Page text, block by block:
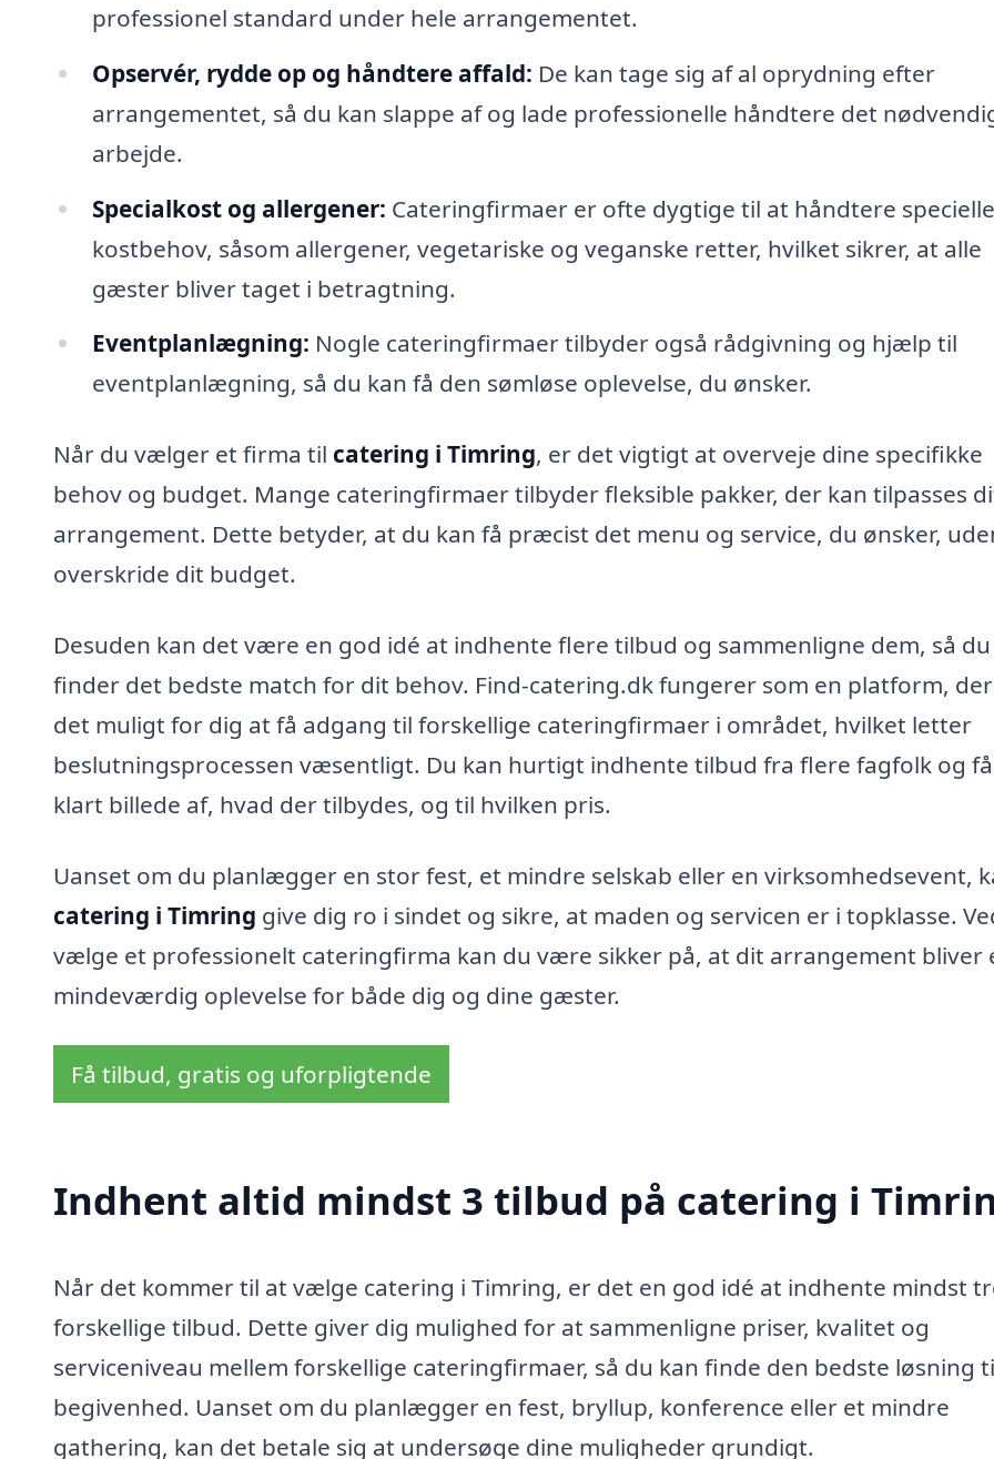
professionel standard under hele arrangementet.
Opservér, rydde op og håndtere affald: De kan tage sig af al oprydning efter
arrangementet, så du kan slappe af og lade professionelle håndtere det
arbejde.
Specialkost og allergener: Cateringfirmaer er ofte dygtige til at håndtere specielle
kostbehov, såsom allergener, vegetariske og veganske retter, hvilket sikrer, at alle
gæster bliver taget i betragtning.
Eventplanlægning: Nogle cateringfirmaer tilbyder også rådgivning og hjælp til
eventplanlægning, så du kan få den sømløse oplevelse, du ønsker.
Når du vælger et firma til catering i Timring, er det vigtigt at overveje dine specifikke
behov og budget. Mange cateringfirmaer tilbyder fleksible pakker, der kan tilpasses
arrangement. Dette betyder, at du kan få præcist det menu og service, du ønsker,
overskride dit budget.
Desuden kan det være en god idé at indhente flere tilbud og sammenligne dem, så du
finder det bedste match for dit behov. Find-catering.dk fungerer som en platform,
det muligt for dig at få adgang til forskellige cateringfirmaer i området, hvilket letter
beslutningsprocessen væsentligt. Du kan hurtigt indhente tilbud fra flere fagfolk og
klart billede af, hvad der tilbydes, og til hvilken pris.
Uanset om du planlægger en stor fest, et mindre selskab eller en virksomhedsevent,
catering i Timring give dig ro i sindet og sikre, at maden og servicen er i topklasse.
vælge et professionelt cateringfirma kan du være sikker på, at dit arrangement bliver
mindeværdig oplevelse for både dig og dine gæster.
Få tilbud, gratis og uforpligtende
Indhent altid mindst 3 tilbud på catering i
Når det kommer til at vælge catering i Timring, er det en god idé at indhente mindst
forskellige tilbud. Dette giver dig mulighed for at sammenligne priser, kvalitet og
serviceniveau mellem forskellige cateringfirmaer, så du kan finde den bedste løsning
begivenhed. Uanset om du planlægger en fest, bryllup, konference eller et mindre
gathering, kan det betale sig at undersøge dine muligheder grundigt.